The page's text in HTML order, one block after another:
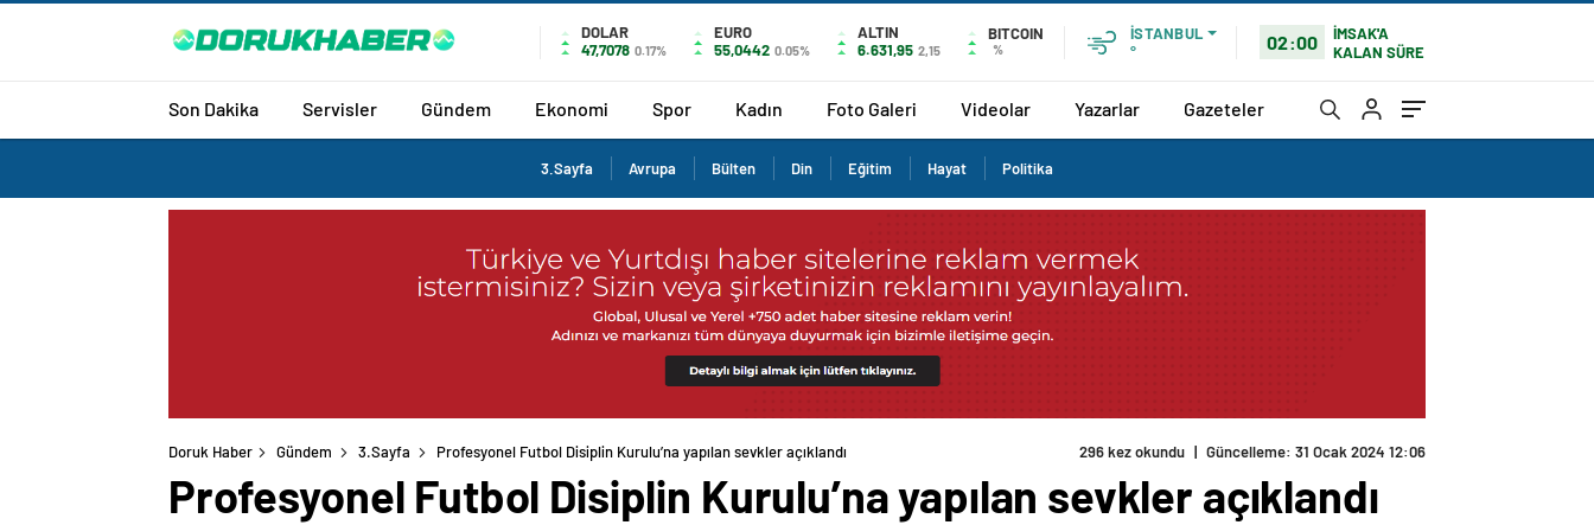
DOLAR
47,7078 0.17%
EURO
55,0442 0.05%
ALTIN
6.631,95 2,15
BITCOIN
%
İSTANBUL
°
02:00
İMSAK'A
KALAN SÜRE
Son Dakika Servisler Gündem Ekonomi Spor Kadın Foto Galeri Videolar Yazarlar Gazeteler
3.Sayfa Avrupa Bülten Din Eğitim Hayat Politika
Doruk Haber Gündem 3.Sayfa Profesyonel Futbol Disiplin Kurulu’na yapılan sevkler açıklandı 296 kez okundu | Güncelleme: 31 Ocak 2024 12:06
Profesyonel Futbol Disiplin Kurulu’na yapılan sevkler açıklandı